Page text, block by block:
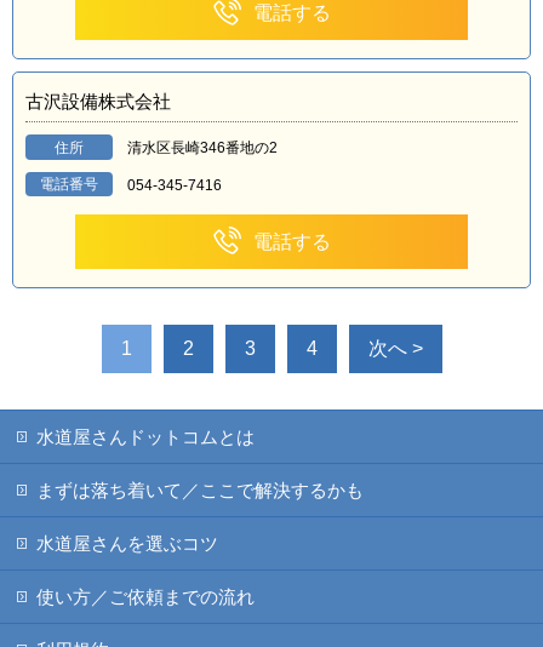
電話する
古沢設備株式会社
住所 清水区長崎346番地の2
電話番号 054-345-7416
電話する
1 2 3 4 次へ >
水道屋さんドットコムとは
まずは落ち着いて／ここで解決するかも
水道屋さんを選ぶコツ
使い方／ご依頼までの流れ